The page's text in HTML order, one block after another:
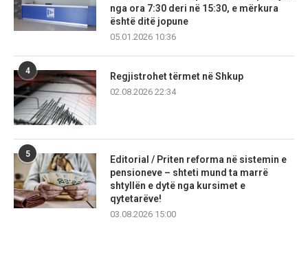
nga ora 7:30 deri në 15:30, e mërkura
është ditë jopune
05.01.2026 10:36
4
Regjistrohet tërmet në Shkup
02.08.2026 22:34
5
Editorial / Priten reforma në sistemin e
pensioneve – shteti mund ta marrë
shtyllën e dytë nga kursimet e
qytetarëve!
03.08.2026 15:00